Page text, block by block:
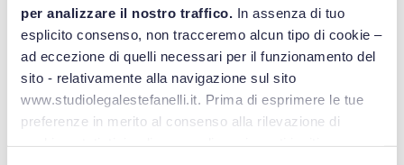
per analizzare il nostro traffico.
In assenza di tuo
esplicito consenso, non tracceremo alcun tipo di cookie –
ad eccezione di quelli necessari per il funzionamento del
sito - relativamente alla navigazione sul sito
www.studiolegalestefanelli.it. Prima di esprimere le tue
preferenze in merito al consenso alla rilevazione di
Vuoi ascoltare tutti gli
episodi?
VAI